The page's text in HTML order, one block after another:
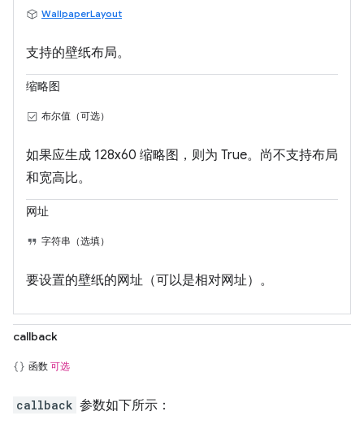
WallpaperLayout
支持的壁纸布局。
缩略图
布尔值（可选）
如果应生成 128x60 缩略图，则为 True。尚不支持布局
和宽高比。
网址
字符串（选填）
要设置的壁纸的网址（可以是相对网址）。
callback
函数 可选
callback 参数如下所示：